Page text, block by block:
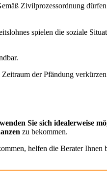
Zivilprozessordnung
spielen die soziale
Zeitraum der Pfändung
wenden Sie sich idealerweise
zu bekommen.
helfen die Berater Ihnen